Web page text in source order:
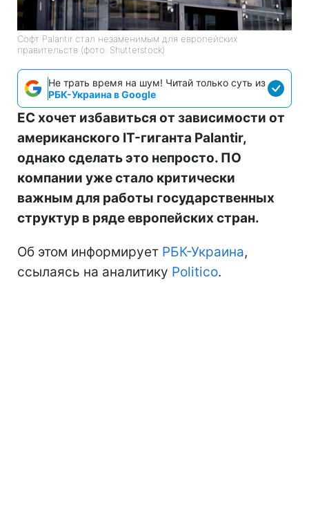
Софт Palantir стал незаменимым для европейских
правительств (фото: Shutterstock)
Не трать время на шум! Читай только суть из
РБК-Украина в Google
ЕС хочет избавиться от зависимости от
американского IT-гиганта Palantir,
однако сделать это непросто. ПО
компании уже стало критически
важным для работы государственных
структур в ряде европейских стран.
Об этом информирует РБК-Украина,
ссылаясь на аналитику Politico.